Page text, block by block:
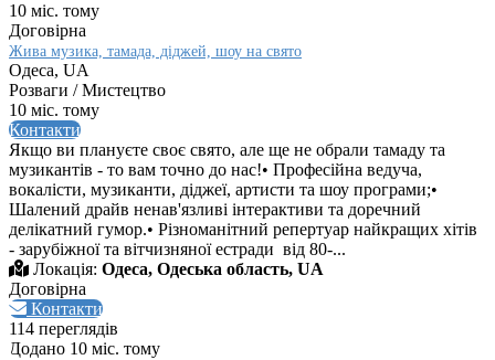
10 міс. тому
Договірна
Жива музика, тамада, діджей, шоу на свято
Одеса, UA
Розваги / Мистецтво
10 міс. тому
Контакти
Якщо ви плануєте своє свято, але ще не обрали тамаду та
музикантів - то вам точно до нас!• Професійна ведуча,
вокалісти, музиканти, діджеї, артисти та шоу програми;•
Шалений драйв ненав'язливі інтерактиви та доречний
делікатний гумор.• Різноманітний репертуар найкращих хітів
- зарубіжної та вітчизняної естради від 80-...
Локація: Одеса, Одеська область, UA
Договірна
Контакти
114 переглядів
Додано 10 міс. тому